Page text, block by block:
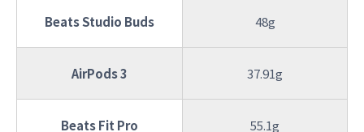
Beats Studio Buds 48g
AirPods 3 37.91g
Beats Fit Pro 55.1g